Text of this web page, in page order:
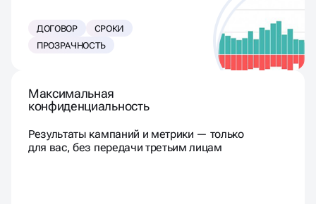
ДОГОВОР
СРОКИ
ПРОЗРАЧНОСТЬ
Максимальная
конфиденциальность
Результаты кампаний и метрики — только
для вас, без передачи третьим лицам